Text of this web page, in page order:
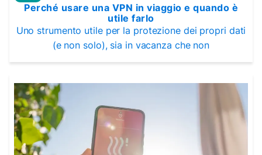
Perché usare una VPN in viaggio e quando è
utile farlo
Uno strumento utile per la protezione dei propri dati
(e non solo), sia in vacanza che non